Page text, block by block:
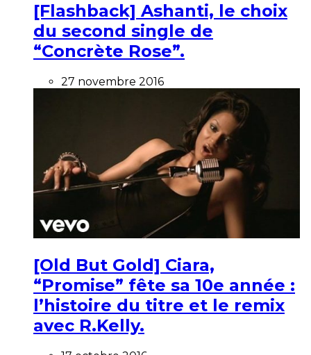
[Flashback] Ashanti, le choix
du second single de
“Concrète Rose”.
27 novembre 2016
[Old But Gold] Ciara,
“Promise” fête sa 10e année :
l’histoire du titre et le remix
avec R.Kelly.